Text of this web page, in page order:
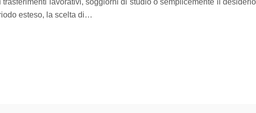
lavorativi, soggiorni di studio o semplicemente il desiderio
esteso, la scelta di…